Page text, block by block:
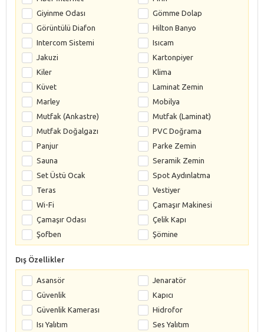
Giyinme Odası
Gömme Dolap
Görüntülü Diafon
Hilton Banyo
Intercom Sistemi
Isıcam
Jakuzi
Kartonpiyer
Kiler
Klima
Küvet
Laminat Zemin
Marley
Mobilya
Mutfak (Ankastre)
Mutfak (Laminat)
Mutfak Doğalgazı
PVC Doğrama
Panjur
Parke Zemin
Sauna
Seramik Zemin
Set Üstü Ocak
Spot Aydınlatma
Teras
Vestiyer
Wi-Fi
Çamaşır Makinesi
Çamaşır Odası
Çelik Kapı
Şofben
Şömine
Dış Özellikler
Asansör
Jenaratör
Güvenlik
Kapıcı
Güvenlik Kamerası
Hidrofor
Isı Yalıtım
Ses Yalıtım